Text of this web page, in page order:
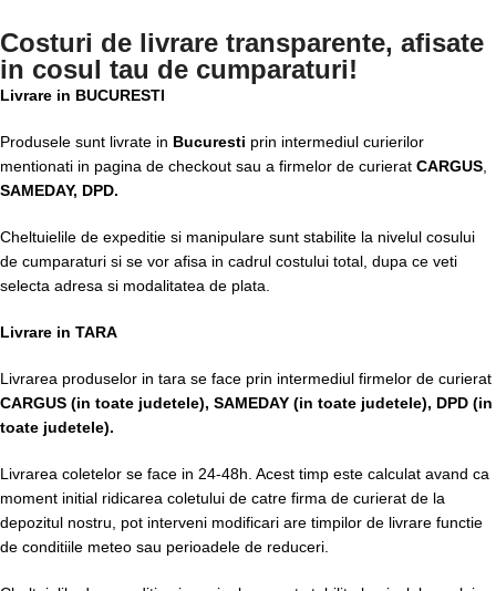
Costuri de livrare transparente, afisate
in cosul tau de cumparaturi!
Livrare in BUCURESTI
Produsele sunt livrate in Bucuresti prin intermediul curierilor
mentionati in pagina de checkout sau a firmelor de curierat CARGUS
SAMEDAY, DPD.
Cheltuielile de expeditie si manipulare sunt stabilite la nivelul cosului
de cumparaturi si se vor afisa in cadrul costului total, dupa ce veti
selecta adresa si modalitatea de plata.
Livrare in TARA
Livrarea produselor in tara se face prin intermediul firmelor de curierat
CARGUS (in toate judetele), SAMEDAY (in toate judetele), DPD (in
toate judetele).
Livrarea coletelor se face in 24-48h. Acest timp este calculat avand ca
moment initial ridicarea coletului de catre firma de curierat de la
depozitul nostru, pot interveni modificari are timpilor de livrare functie
de conditiile meteo sau perioadele de reduceri.